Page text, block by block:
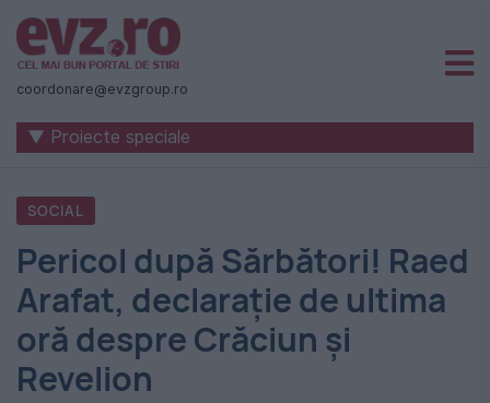
Știri
naționale
internaționale
România
-
Evenimentul
Zilei
coordonare@evzgroup.ro
▼ Proiecte speciale
SOCIAL
Pericol după Sărbători! Raed
Arafat, declarație de ultima
oră despre Crăciun și
Revelion